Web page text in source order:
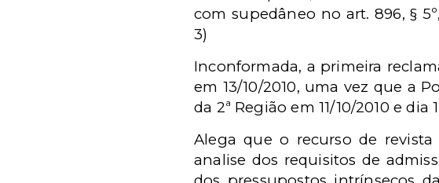
com supedâneo no art. 896, §
3)
Inconformada, a primeira
em 13/10/2010, uma vez que a
da 2ª Região em 11/10/2010 e
Alega que o recurso de
analise dos requisitos de